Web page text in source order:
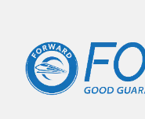
Boutique